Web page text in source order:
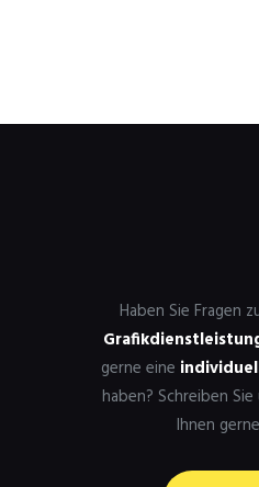
Haben Sie Fragen
gerne eine
haben? Schreiben
Ihnen